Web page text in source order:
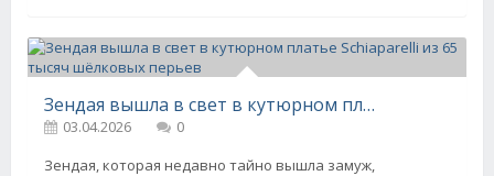
Зендая вышла в свет в кутюрном платье Schiaparelli из 65 тысяч шёлковых перьев
03.04.2026
0
Зендая, которая недавно тайно вышла замуж,